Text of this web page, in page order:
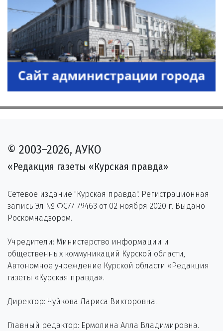
© 2003–2026, АУКО
«Редакция газеты «Курская правда»
Сетевое издание "Курская правда". Регистрационная
запись Эл № ФС77-79463 от 02 ноября 2020 г. Выдано
Роскомнадзором.
Учредители: Министерство информации и
общественных коммуникаций Курской области,
Автономное учреждение Курской области «Редакция
газеты «Курская правда».
Директор: Чуйкова Лариса Викторовна.
Главный редактор: Ермолина Алла Владимировна.